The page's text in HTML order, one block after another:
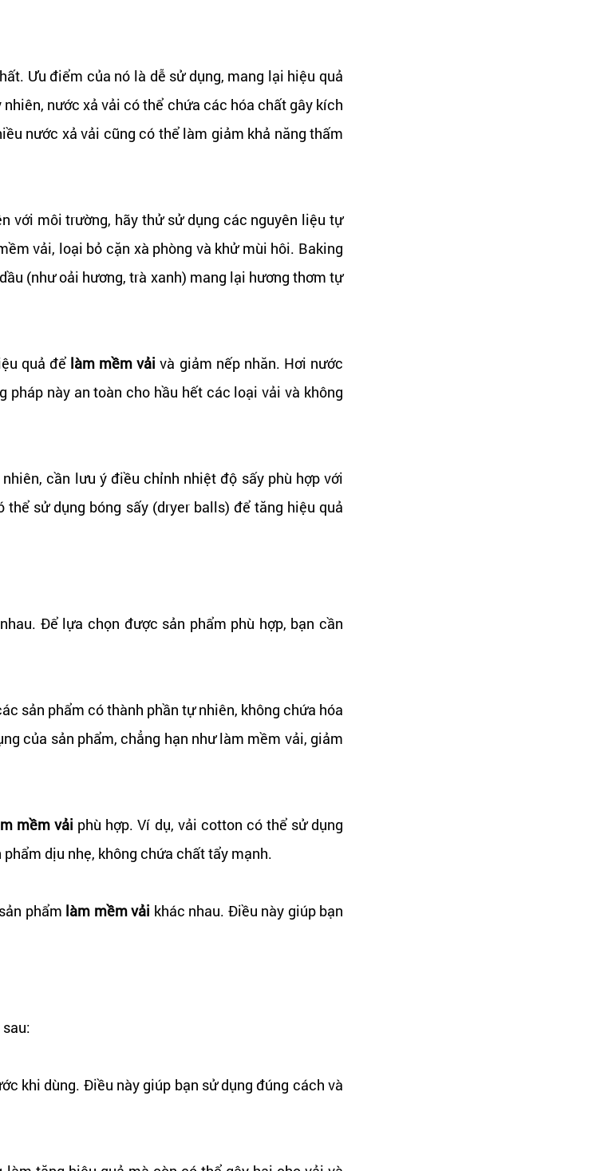
Ưu điểm của nó là dễ sử dụng, mang lại hiệu quả
nước xả vải có thể chứa các hóa chất gây kích
nước xả vải cũng có thể làm giảm khả năng thấm
với môi trường, hãy thử sử dụng các nguyên liệu tự
vải, loại bỏ cặn xà phòng và khử mùi hôi. Baking
(như oải hương, trà xanh) mang lại hương thơm tự
quả để làm mềm vải và giảm nếp nhăn. Hơi nước
này an toàn cho hầu hết các loại vải và không
cần lưu ý điều chỉnh nhiệt độ sấy phù hợp với
sử dụng bóng sấy (dryer balls) để tăng hiệu quả
Để lựa chọn được sản phẩm phù hợp, bạn cần
sản phẩm có thành phần tự nhiên, không chứa hóa
của sản phẩm, chẳng hạn như làm mềm vải, giảm
mềm vải phù hợp. Ví dụ, vải cotton có thể sử dụng
dịu nhẹ, không chứa chất tẩy mạnh.
phẩm làm mềm vải khác nhau. Điều này giúp bạn
khi dùng. Điều này giúp bạn sử dụng đúng cách và